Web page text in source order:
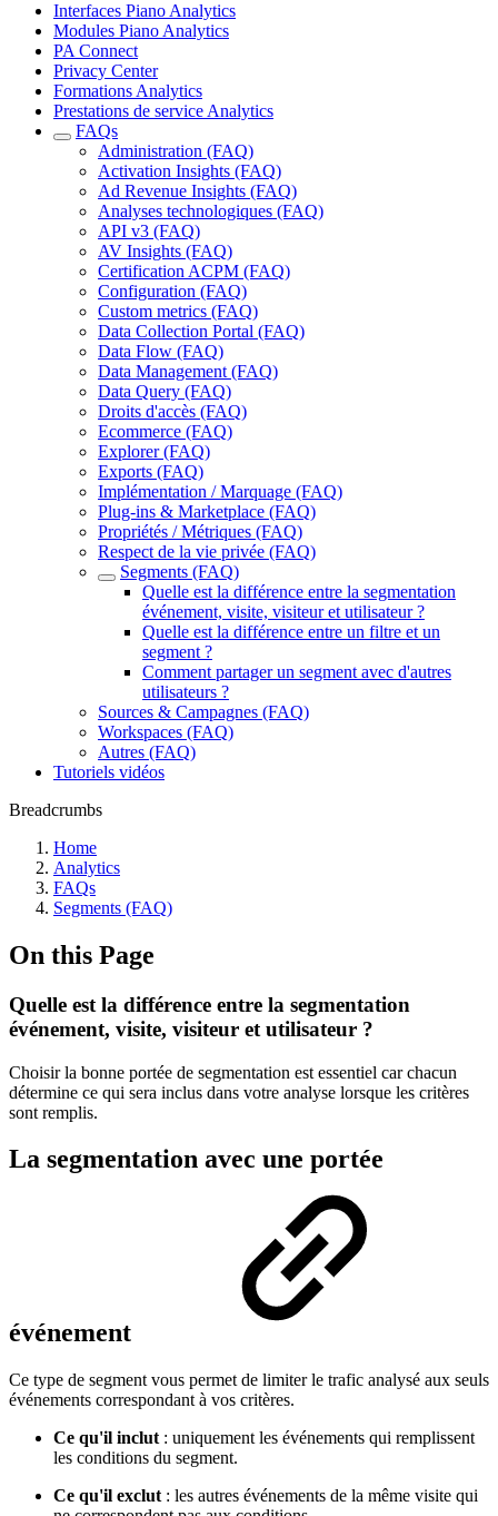
Interfaces Piano Analytics
Modules Piano Analytics
PA Connect
Privacy Center
Formations Analytics
Prestations de service Analytics
FAQs
Administration (FAQ)
Activation Insights (FAQ)
Ad Revenue Insights (FAQ)
Analyses technologiques (FAQ)
API v3 (FAQ)
AV Insights (FAQ)
Certification ACPM (FAQ)
Configuration (FAQ)
Custom metrics (FAQ)
Data Collection Portal (FAQ)
Data Flow (FAQ)
Data Management (FAQ)
Data Query (FAQ)
Droits d'accès (FAQ)
Ecommerce (FAQ)
Explorer (FAQ)
Exports (FAQ)
Implémentation / Marquage (FAQ)
Plug-ins & Marketplace (FAQ)
Propriétés / Métriques (FAQ)
Respect de la vie privée (FAQ)
Segments (FAQ)
Quelle est la différence entre la segmentation
événement, visite, visiteur et utilisateur ?
Quelle est la différence entre un filtre et un
segment ?
Comment partager un segment avec d'autres
utilisateurs ?
Sources & Campagnes (FAQ)
Workspaces (FAQ)
Autres (FAQ)
Tutoriels vidéos
Breadcrumbs
Home
Analytics
FAQs
Segments (FAQ)
On this Page
Quelle est la différence entre la segmentation
événement, visite, visiteur et utilisateur ?
Choisir la bonne portée de segmentation est essentiel car chacun
détermine ce qui sera inclus dans votre analyse lorsque les critères
sont remplis.
La segmentation avec une portée
événement
Ce type de segment vous permet de limiter le trafic analysé aux seuls
événements correspondant à vos critères.
Ce qu'il inclut : uniquement les événements qui remplissent
les conditions du segment.
Ce qu'il exclut : les autres événements de la même visite qui